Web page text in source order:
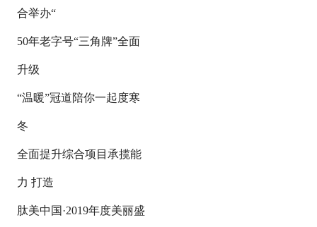
合举办“
50年老字号“三角牌”全面
升级
“温暖”冠道陪你一起度寒
冬
全面提升综合项目承揽能
力 打造
肽美中国·2019年度美丽盛